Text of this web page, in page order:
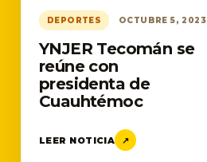
DEPORTES OCTUBRE 5, 2023
YNJER Tecomán se
reúne con
presidenta de
Cuauhtémoc
LEER NOTICIA ↗